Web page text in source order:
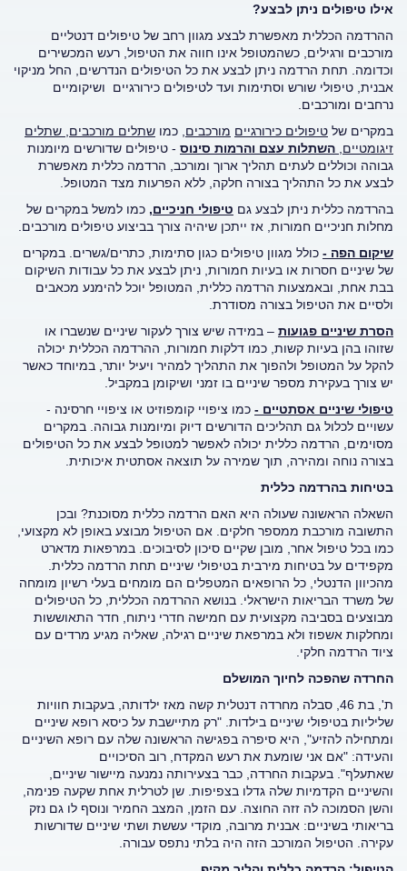
אילו טיפולים ניתן לבצע?
ההרדמה הכללית מאפשרת לבצע מגוון רחב של טיפולים דנטליים
מורכבים ורגילים, כשהמטופל אינו חווה את הטיפול, רעש המכשירים
וכדומה. תחת הרדמה ניתן לבצע את כל הטיפולים הנדרשים, החל מניקוי
אבנית, טיפולי שורש וסתימות ועד לטיפולים כירורגיים ושיקומיים
נרחבים ומורכבים.
במקרים של טיפולים כירורגיים מורכבים , כמו שתלים מורכבים, שתלים
זיגומטיים, השתלות עצם והרמות סינוס - טיפולים שדורשים מיומנות
גבוהה וכוללים לעתים תהליך ארוך ומורכב, הרדמה כללית מאפשרת
לבצע את כל התהליך בצורה חלקה, ללא הפרעות מצד המטופל.
בהרדמה כללית ניתן לבצע גם טיפולי חניכיים, כמו למשל במקרים של
מחלות חניכיים חמורות, אז ייתכן שיהיה צורך בביצוע טיפולים מורכבים.
שיקום הפה - כולל מגוון טיפולים כגון סתימות, כתרים/גשרים. במקרים
של שיניים חסרות או בעיות חמורות, ניתן לבצע את כל עבודות השיקום
בבת אחת, ובאמצעות הרדמה כללית, המטופל יוכל להימנע מכאבים
ולסיים את הטיפול בצורה מסודרת.
הסרת שיניים פגועות – במידה שיש צורך לעקור שיניים שנשברו או
שזוהו בהן בעיות קשות, כמו דלקות חמורות, ההרדמה הכללית יכולה
להקל על המטופל ולהפוך את התהליך למהיר ויעיל יותר, במיוחד כאשר
יש צורך בעקירת מספר שיניים בו זמני ושיקומן במקביל.
טיפולי שיניים אסתטיים - כמו ציפויי קומפוזיט או ציפויי חרסינה -
עשויים לכלול גם תהליכים הדורשים דיוק ומיומנות גבוהה. במקרים
מסוימים, הרדמה כללית יכולה לאפשר למטופל לבצע את כל הטיפולים
בצורה נוחה ומהירה, תוך שמירה על תוצאה אסתטית איכותית.
בטיחות בהרדמה כללית
השאלה הראשונה שעולה היא האם הרדמה כללית מסוכנת? ובכן
התשובה מורכבת ממספר חלקים. אם הטיפול מבוצע באופן לא מקצועי,
כמו בכל טיפול אחר, מובן שקיים סיכון לסיבוכים. במרפאות מדארט
מקפידים על בטיחות מירבית בטיפולי שיניים תחת הרדמה כללית.
מהכיוון הדנטלי, כל הרופאים המטפלים הם מומחים בעלי רשיון מומחה
של משרד הבריאות הישראלי. בנושא ההרדמה הכללית, כל הטיפולים
מבוצעים בסביבה מקצועית עם חמישה חדרי ניתוח, חדר התאוששות
ומחלקות אשפוז ולא במרפאת שיניים רגילה, שאליה מגיע מרדים עם
ציוד הרדמה חלקי.
החרדה שהפכה לחיוך המושלם
ת', בת 46, סבלה מחרדה דנטלית קשה מאז ילדותה, בעקבות חוויות
שליליות בטיפולי שיניים בילדות. "רק מתיישבת על כיסא רופא שיניים
ומתחילה להזיע", היא סיפרה בפגישה הראשונה שלה עם רופא השיניים
והעידה: "אם אני שומעת את רעש המקדח, רוב הסיכויים
שאתעלף". בעקבות החרדה, כבר בצעירותה נמנעה מיישור שיניים,
והשיניים הקדמיות שלה גדלו בצפיפות. שן לטרלית אחת שקעה פנימה,
והשן הסמוכה לה זזה החוצה. עם הזמן, המצב החמיר ונוסף לו גם נזק
בריאותי בשיניים: אבנית מרובה, מוקדי עששת ושתי שיניים שדורשות
עקירה. הטיפול המורכב הזה היה בלתי נתפס עבורה.